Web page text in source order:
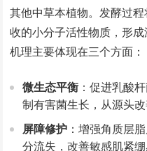
其他中草本植物。发酵过
收的小分子活性物质，形
机理主要体现在三个方面：
微生态平衡 ：促进乳酸
制有害菌生长，从源头改
屏障修护 ：增强角质层
分流失，改善敏感肌紧绷